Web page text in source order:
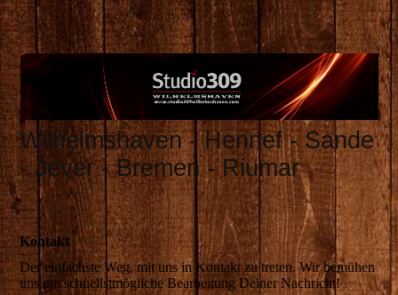
Wilhelmshaven - Hennef - Sande
- Jever - Bremen - Riumar
Kontakt
Der einfachste Weg, mit uns in Kontakt zu treten. Wir bemühen
uns um schnellstmögliche Bearbeitung Deiner Nachricht!